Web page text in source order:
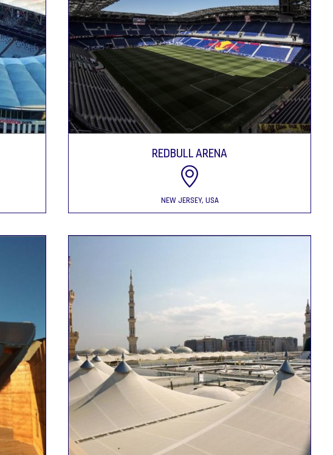
REDBULL ARENA
NEW JERSEY, USA